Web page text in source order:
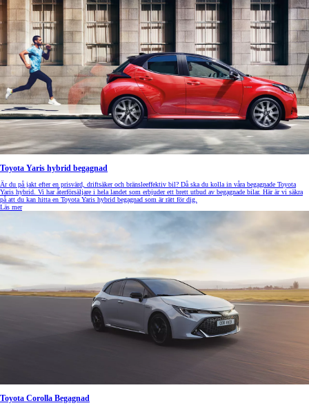
Toyota Yaris hybrid begagnad
Är du på jakt efter en prisvärd, driftsäker och bränsleeffektiv bil? Då ska du kolla in våra begagnade Toyota
Yaris hybrid. Vi har återförsäljare i hela landet som erbjuder ett brett utbud av begagnade bilar. Här är vi säkra
på att du kan hitta en Toyota Yaris hybrid begagnad som är rätt för dig.
Läs mer
Toyota Corolla Begagnad